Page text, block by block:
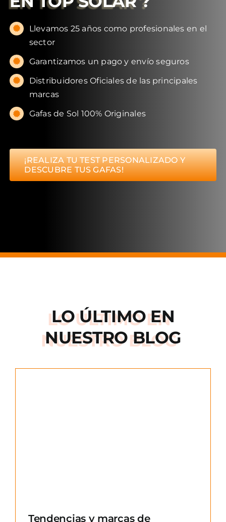
Llevamos 25 años como profesionales en el
sector
Garantizamos un pago y envío seguros
Distribuidores Oficiales de las principales
marcas
Gafas de Sol 100% Originales
¡REALIZA TU TEST PERSONALIZADO Y
DESCUBRE TUS GAFAS!
LO ÚLTIMO EN
NUESTRO BLOG
Tendencias y marcas de